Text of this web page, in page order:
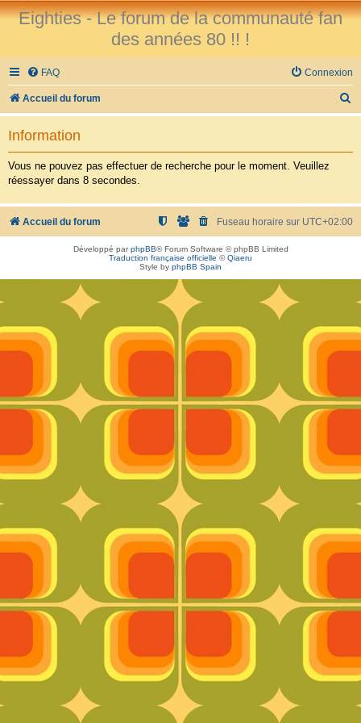
Eighties - Le forum de la communauté fan
des années 80 !! !
FAQ Connexion
Accueil du forum
e
r
c
Information
Vous ne pouvez pas effectuer de recherche pour le moment. Veuillez
réessayer dans 8 secondes.
Accueil du forum Fuseau horaire sur UTC+02:00
Développé parphpBB® Forum Software © phpBB Limited
Traduction française officielle ©Qiaeru
Style by phpBB Spain